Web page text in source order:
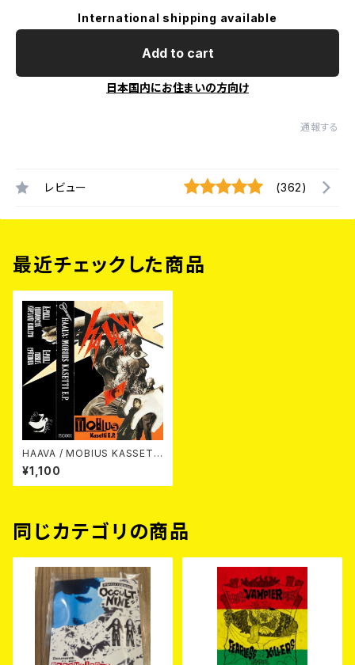
International shipping available
Add to cart
日本国内にお住まいの方向け
通報する
レビュー (362)
最近チェックした商品
HAAVA / MOBIUS KASSETT
I EP カセットテープ
¥1,100
同じカテゴリの商品